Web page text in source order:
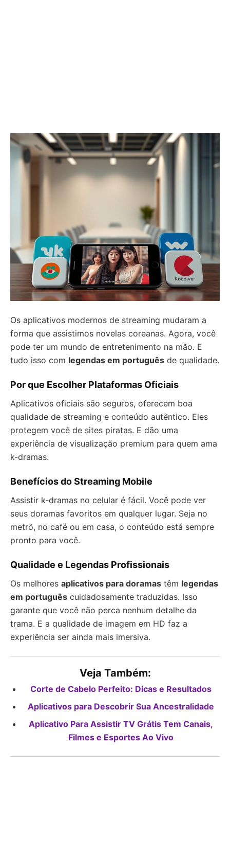
Os aplicativos modernos de streaming mudaram a
forma que assistimos novelas coreanas. Agora, você
pode ter um mundo de entretenimento na mão. E
tudo isso com legendas em português de qualidade.
Por que Escolher Plataformas Oficiais
Aplicativos oficiais são seguros, oferecem boa
qualidade de streaming e conteúdo autêntico. Eles
protegem você de sites piratas. E dão uma
experiência de visualização premium para quem ama
k-dramas.
Benefícios do Streaming Mobile
Assistir k-dramas no celular é fácil. Você pode ver
seus doramas favoritos em qualquer lugar. Seja no
metrô, no café ou em casa, o conteúdo está sempre
pronto para você.
Qualidade e Legendas Profissionais
Os melhores aplicativos para doramas têm legendas
em português cuidadosamente traduzidas. Isso
garante que você não perca nenhum detalhe da
trama. E a qualidade de imagem em HD faz a
experiência ser ainda mais imersiva.
Veja Também:
Corte de Cabelo Perfeito: Dicas e Resultados
Aplicativos para Descobrir Sua Ancestralidade
Aplicativo Para Assistir TV Grátis Tem Canais,
Filmes e Esportes Ao Vivo